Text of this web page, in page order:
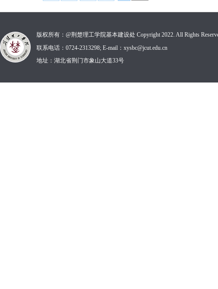
版权所有：@荆楚理工学院基本建设处 Copyright 2022. All Rights
联系电话：0724-2313298; E-mail：xysbc@jcut.edu.cn
地址：湖北省荆门市象山大道33号